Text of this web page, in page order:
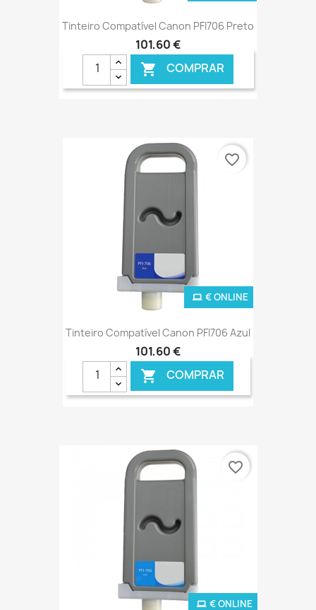
Tinteiro Compatível Canon PFI706 Preto
101,60 €
 COMPRAR
Tinteiro Compatível Canon PFI706 Azul
101,60 €
 COMPRAR
€ ONLINE
favorite_border
€ ONLINE
favorite_border